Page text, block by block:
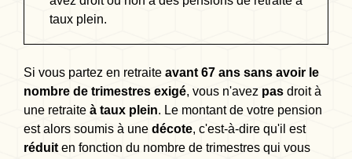
taux plein.
Si vous partez en retraite avant 67 ans sans avoir le
nombre de trimestres exigé, vous n'avez pas droit à
une retraite à taux plein. Le montant de votre pension
est alors soumis à une décote, c'est-à-dire qu'il est
réduit en fonction du nombre de trimestres qui vous